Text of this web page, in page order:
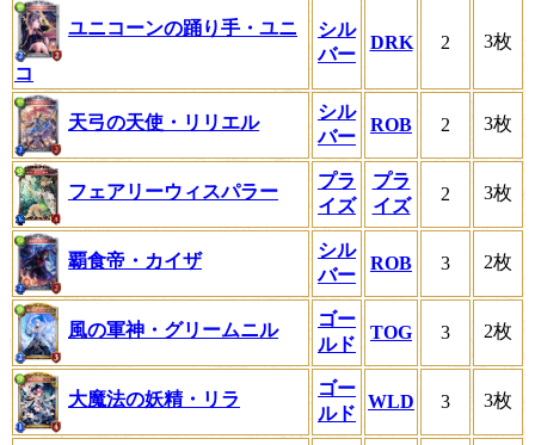
ユニコーンの踊り手・ユニ
コ
シル
バー
DRK 2 3枚
天弓の天使・リリエル
シル
バー
ROB 2 3枚
フェアリーウィスパラー
プラ
イズ
プラ
イズ
2 3枚
覇食帝・カイザ
シル
バー
ROB 3 2枚
風の軍神・グリームニル
ゴー
ルド
TOG 3 2枚
大魔法の妖精・リラ
ゴー
ルド
WLD 3 3枚